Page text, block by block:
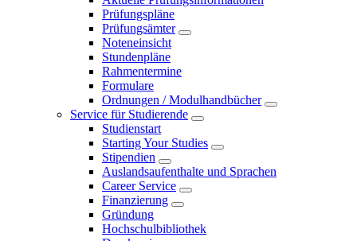
Prüfungspläne
Prüfungsämter
Noteneinsicht
Stundenpläne
Rahmentermine
Formulare
Ordnungen / Modulhandbücher
Service für Studierende
Studienstart
Starting Your Studies
Stipendien
Auslandsaufenthalte und Sprachen
Career Service
Finanzierung
Gründung
Hochschulbibliothek